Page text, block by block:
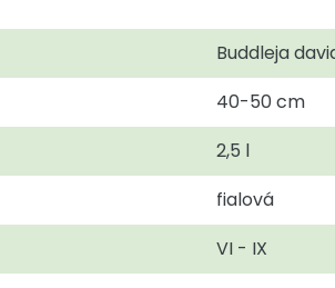
Buddleja
40-50 cm
2,5 l
fialová
VI - IX